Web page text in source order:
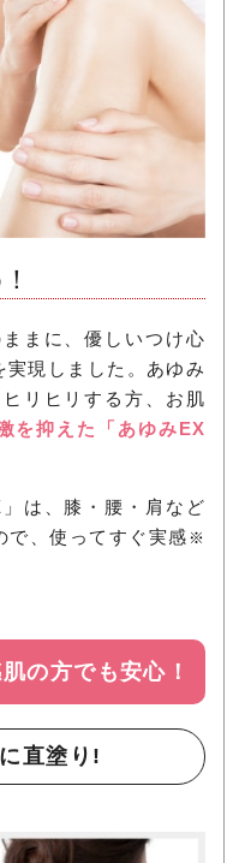
まに、優しいつけ心
現しました。あゆみ
リヒリする方、お肌
を抑えた「あゆみEX
は、膝・腰・肩など
で、使ってすぐ実感 ※
の方でも安心！
直塗り!